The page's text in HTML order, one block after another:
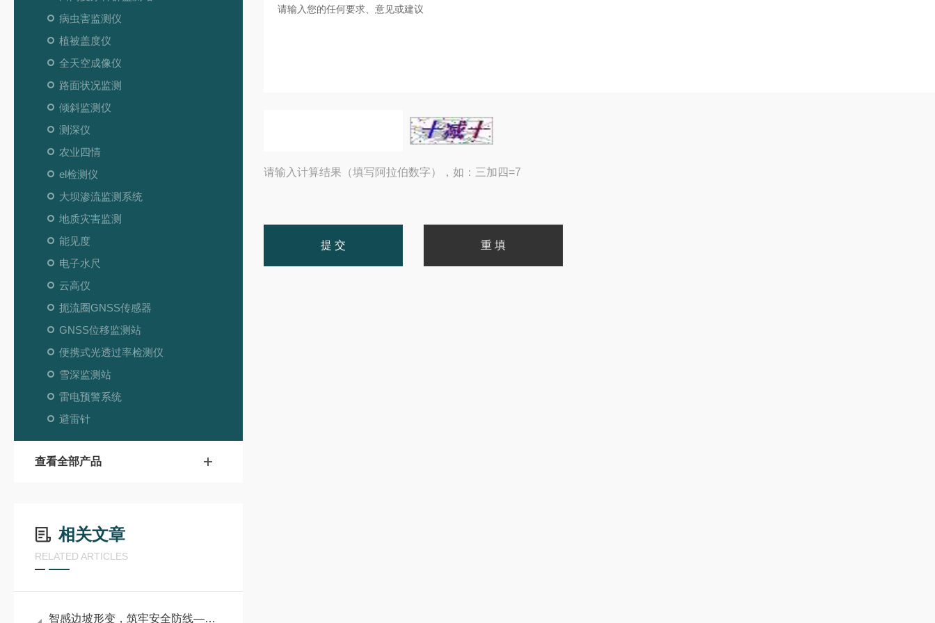
病虫害监测仪
植被盖度仪
全天空成像仪
路面状况监测
倾斜监测仪
测深仪
农业四情
el检测仪
大坝渗流监测系统
地质灾害监测
能见度
电子水尺
云高仪
扼流圈GNSS传感器
GNSS位移监测站
便携式光透过率检测仪
雪深监测站
雷电预警系统
避雷针
查看全部产品
相关文章
RELATED ARTICLES
智感边坡形变，筑牢安全防线——高边坡位移智能监测系统详解#2026已更新
请输入计算结果（填写阿拉伯数字），如：三加四=7